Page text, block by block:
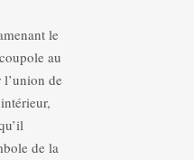
le
au
l’union de
de la